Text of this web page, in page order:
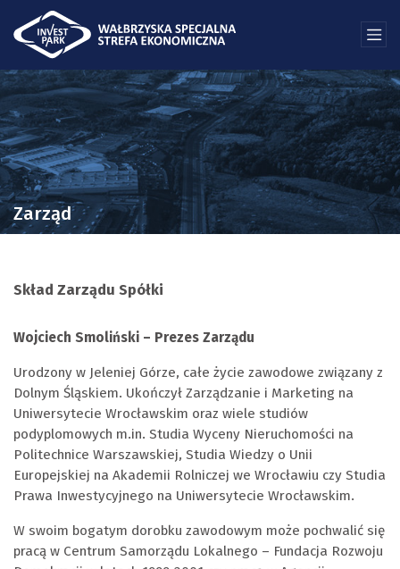
Zarząd
Skład Zarządu Spółki
Wojciech Smoliński – Prezes Zarządu
Urodzony w Jeleniej Górze, całe życie zawodowe związany z
Dolnym Śląskiem. Ukończył Zarządzanie i Marketing na
Uniwersytecie Wrocławskim oraz wiele studiów
podyplomowych m.in. Studia Wyceny Nieruchomości na
Politechnice Warszawskiej, Studia Wiedzy o Unii
Europejskiej na Akademii Rolniczej we Wrocławiu czy Studia
Prawa Inwestycyjnego na Uniwersytecie Wrocławskim.
W swoim bogatym dorobku zawodowym może pochwalić się
pracą w Centrum Samorządu Lokalnego – Fundacja Rozwoju